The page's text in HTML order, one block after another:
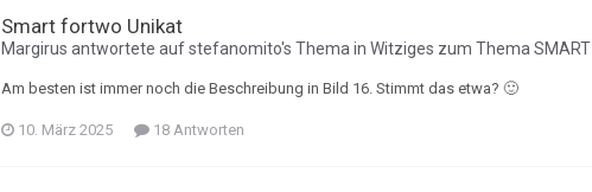
Smart fortwo Unikat
Margirus antwortete aufstefanomito's Thema in Witziges zum Thema SMART
Am besten ist immer noch die Beschreibung in Bild 16. Stimmt das etwa? 🙂
10. März 2025 18 Antworten